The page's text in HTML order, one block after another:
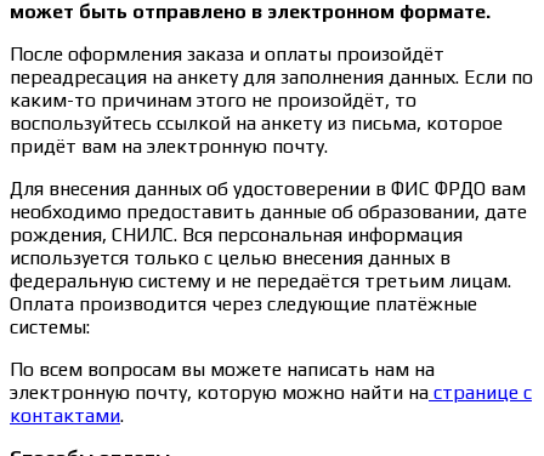
может быть отправлено в электронном формате.
После оформления заказа и оплаты произойдёт
переадресация на анкету для заполнения данных. Если по
каким-то причинам этого не произойдёт, то
воспользуйтесь ссылкой на анкету из письма, которое
придёт вам на электронную почту.
Для внесения данных об удостоверении в ФИС ФРДО вам
необходимо предоставить данные об образовании, дате
рождения, СНИЛС. Вся персональная информация
используется только с целью внесения данных в
федеральную систему и не передаётся третьим лицам.
Оплата производится через следующие платёжные
системы:
По всем вопросам вы можете написать нам на
электронную почту, которую можно найти на странице с
контактами.